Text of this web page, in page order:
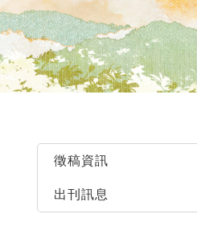
徵稿資訊
出刊訊息